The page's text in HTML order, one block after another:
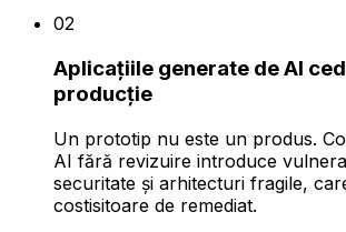
02
Aplicațiile generate de AI
producție
Un prototip nu este un produs.
AI fără revizuire introduce
securitate și arhitecturi fragile,
costisitoare de remediat.